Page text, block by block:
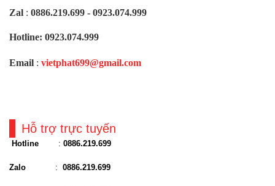
Zal : 0886.219.699 - 0923.074.999
Hotline: 0923.074.999
Email : vietphat699@gmail.com
Hỗ trợ trực tuyến
Hotline : 0886.219.699
Zalo : 0886.219.699